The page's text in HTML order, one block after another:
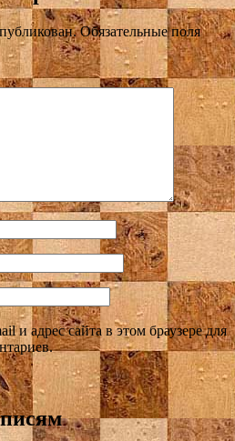
Обязательные поля
и адрес сайта в этом браузере для